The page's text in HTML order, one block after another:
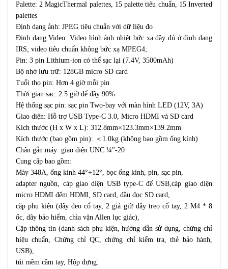
Palette: 2 MagicThermal palettes, 15 palette tiêu chuẩn, 15 Inverted
palettes
Định dạng ảnh: JPEG tiêu chuẩn với dữ liệu đo
Định dạng Video: Video hình ảnh nhiệt bức xạ đầy đủ ở định dạng
IRS; video tiêu chuẩn không bức xạ MPEG4;
Pin: 3 pin Lithium-ion có thể sạc lại (7.4V, 3500mAh)
Bộ nhớ lưu trữ: 128GB micro SD card
Tuổi thọ pin: Hơn 4 giờ mỗi pin
Thời gian sạc: 2.5 giờ để đầy 90%
Hệ thống sạc pin: sạc pin Two-bay với màn hình LED (12V, 3A)
Giao diện: Hỗ trợ USB Type-C 3.0, Micro HDMI và SD card
Kích thước (H x W x L): 312.8mm×123.3mm×139.2mm
Kích thước (bao gồm pin): ＜1.0kg (không bao gồm ống kính)
Chân gắn máy: giao điện UNC ¼"-20
Cung cấp bao gồm:
Máy 348A, ống kính 44°+12°, bọc ống kính, pin, sạc pin,
adapter nguồn, cáp giao diện USB type-C đế USB,cáp giao diện
micro HDMI đếm HDMI, SD card, đầu đọc SD card,
cặp phụ kiện (dây đeo cổ tay, 2 giá giữ dây treo cổ tay, 2 M4 * 8
ốc, dây bảo hiểm, chìa vặn Allen lục giác),
Cặp thông tin (danh sách phụ kiện, hướng dẫn sử dụng, chứng chỉ
hiệu chuẩn, Chứng chỉ QC, chứng chỉ kiểm tra, thẻ bảo hành,
USB),
túi mềm cầm tay, Hộp đựng.